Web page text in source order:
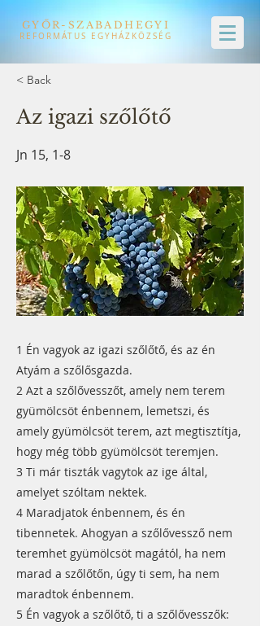
GYŐR-SZABADHEGYI
REFORMÁTUS EGYHÁZKÖZSÉG
< Back
Az igazi szőlőtő
Jn 15, 1-8
1 Én vagyok az igazi szőlőtő, és az én
Atyám a szőlősgazda.
2 Azt a szőlővesszőt, amely nem terem
gyümölcsöt énbennem, lemetszi, és
amely gyümölcsöt terem, azt megtisztítja,
hogy még több gyümölcsöt teremjen.
3 Ti már tiszták vagytok az ige által,
amelyet szóltam nektek.
4 Maradjatok énbennem, és én
tibennetek. Ahogyan a szőlővessző nem
teremhet gyümölcsöt magától, ha nem
marad a szőlőtőn, úgy ti sem, ha nem
maradtok énbennem.
5 Én vagyok a szőlőtő, ti a szőlővesszők: